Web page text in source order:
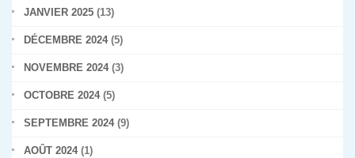
JANVIER 2025 (13)
DÉCEMBRE 2024(5)
NOVEMBRE 2024(3)
OCTOBRE 2024(5)
SEPTEMBRE 2024(9)
AOÛT 2024(1)